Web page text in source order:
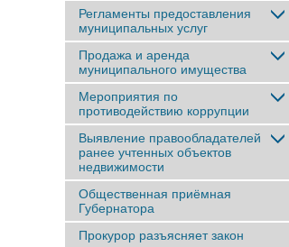
Регламенты предоставления
муниципальных услуг
Продажа и аренда
муниципального имущества
Мероприятия по
противодействию коррупции
Выявление правообладателей
ранее учтенныx объектов
недвижимости
Общественная приёмная
Губернатора
Прокурор разъясняет закон